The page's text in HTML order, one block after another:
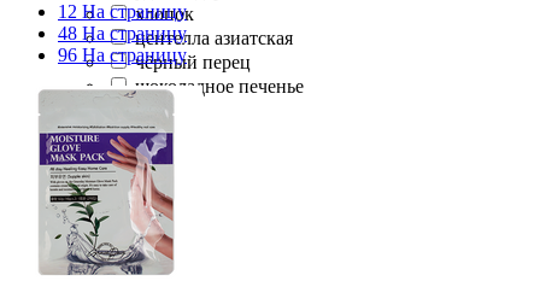
хлопок
центелла азиатская
чёрный перец
шоколадное печенье
яблоко
12 На страницу
48 На страницу
96 На страницу